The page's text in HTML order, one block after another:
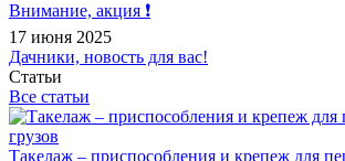
Внимание, акция ❗️
17 июня 2025
Дачники, новость для вас!
Статьи
Все статьи
Такелаж – приспособления и крепеж для